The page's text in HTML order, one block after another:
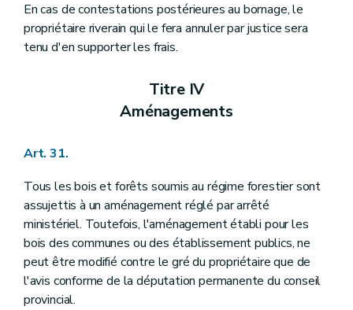
En cas de contestations postérieures au bornage, le
propriétaire riverain qui le fera annuler par justice sera
tenu d'en supporter les frais.
Titre IV
Aménagements
Art. 31.
Tous les bois et forêts soumis au régime forestier sont
assujettis à un aménagement réglé par arrêté
ministériel. Toutefois, l'aménagement établi pour les
bois des communes ou des établissement publics, ne
peut être modifié contre le gré du propriétaire que de
l'avis conforme de la députation permanente du conseil
provincial.